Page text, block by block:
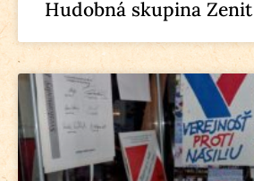
Hudobná skupina Zenit